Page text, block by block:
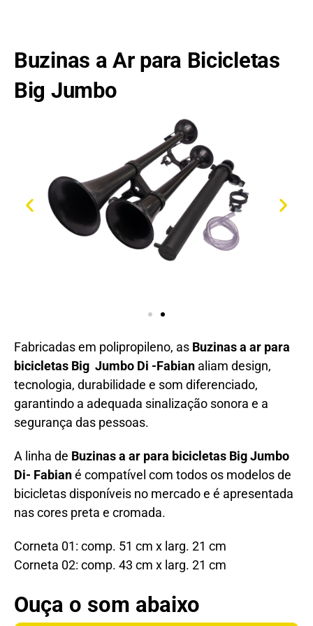
Buzinas a Ar para Bicicletas
Big Jumbo
Fabricadas em polipropileno, as Buzinas a ar para
bicicletas Big Jumbo Di -Fabian aliam design,
tecnologia, durabilidade e som diferenciado,
garantindo a adequada sinalização sonora e a
segurança das pessoas.
A linha de Buzinas a ar para bicicletas Big Jumbo
Di- Fabiané compatível com todos os modelos de
bicicletas disponíveis no mercado e é apresentada
nas cores preta e cromada.
Corneta 01: comp. 51 cm x larg. 21 cm
Corneta 02: comp. 43 cm x larg. 21 cm
Ouça o som abaixo